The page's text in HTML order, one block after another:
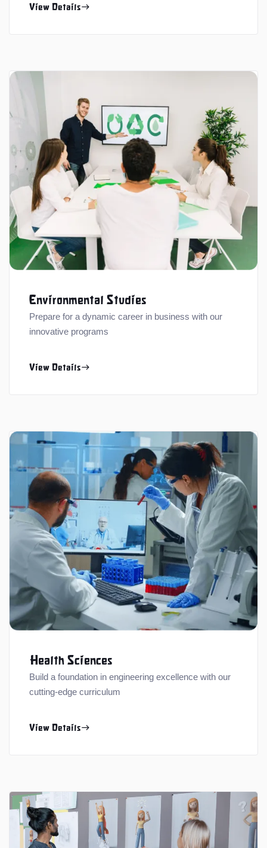
View Detailseast
Environmental Studies
Prepare for a dynamic career in business with our
innovative programs
View Detailseast
Health Sciences
Build a foundation in engineering excellence with our
cutting-edge curriculum
View Detailseast